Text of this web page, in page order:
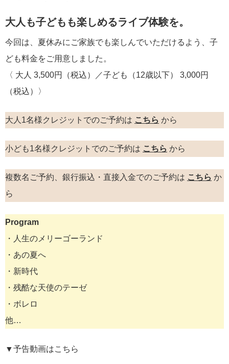
大人も子どもも楽しめるライブ体験を。
今回は、夏休みにご家族でも楽しんでいただけるよう、子
ども料金をご用意しました。
〈 大人 3,500円（税込）／子ども（12歳以下） 3,000円
（税込）〉
大人1名様クレジットでのご予約は こちら から
小ども1名様クレジットでのご予約は こちら から
複数名ご予約、銀行振込・直接入金でのご予約は こちら か
ら
Program
・人生のメリーゴーランド
・あの夏へ
・新時代
・残酷な天使のテーゼ
・ボレロ
他…
▼予告動画はこちら